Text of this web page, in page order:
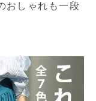
おしゃれも一段